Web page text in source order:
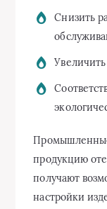
Снизить
продукцию
получают
настройки